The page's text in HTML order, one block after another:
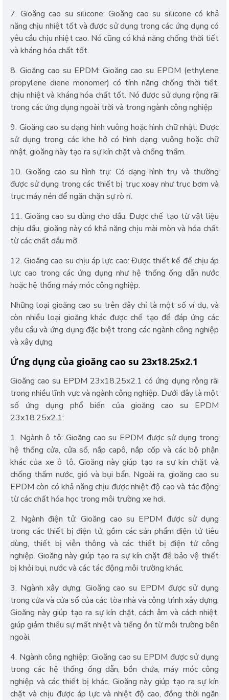
7. Gioăng cao su silicone: Gioăng cao su silicone có khả
năng chịu nhiệt tốt và được sử dụng trong các ứng dụng có
yêu cầu chịu nhiệt cao. Nó cũng có khả năng chống thời tiết
và kháng hóa chất tốt.
8. Gioăng cao su EPDM: Gioăng cao su EPDM (ethylene
propylene diene monomer) có tính năng chống thời tiết,
chịu nhiệt và kháng hóa chất tốt. Nó được sử dụng rộng rãi
trong các ứng dụng ngoài trời và trong ngành công nghiệp
9. Gioăng cao su dạng hình vuông hoặc hình chữ nhật: Được
sử dụng trong các khe hở có hình dạng vuông hoặc chữ
nhật, gioăng này tạo ra sự kín chặt và chống thấm.
10. Gioăng cao su hình trụ: Có dạng hình trụ và thường
được sử dụng trong các thiết bị trục xoay như trục bơm và
trục máy nén để ngăn chặn sự rò rỉ.
11. Gioăng cao su dùng cho dầu: Được chế tạo từ vật liệu
chịu dầu, gioăng này có khả năng chịu mài mòn và hóa chất
từ các chất dầu mỡ.
12. Gioăng cao su chịu áp lực cao: Được thiết kế để chịu áp
lực cao trong các ứng dụng như hệ thống ống dẫn nước
hoặc hệ thống máy móc công nghiệp.
Những loại gioăng cao su trên đây chỉ là một số ví dụ, và
còn nhiều loại gioăng khác được chế tạo để đáp ứng các
yêu cầu và ứng dụng đặc biệt trong các ngành công nghiệp
và xây dựng
Ứng dụng của gioăng cao su 23x18.25x2.1
Gioăng cao su EPDM 23x18.25x2.1 có ứng dụng rộng rãi
trong nhiều lĩnh vực và ngành công nghiệp. Dưới đây là một
số ứng dụng phổ biến của gioăng cao su EPDM
23x18.25x2.1:
1. Ngành ô tô: Gioăng cao su EPDM được sử dụng trong
hệ thống cửa, cửa sổ, nắp capô, nắp cốp và các bộ phận
khác của xe ô tô. Gioăng này giúp tạo ra sự kín chặt và
chống thấm nước, gió và bụi bẩn. Ngoài ra, gioăng cao su
EPDM còn có khả năng chịu được nhiệt độ cao và tác động
từ các chất hóa học trong môi trường xe hơi.
2. Ngành điện tử: Gioăng cao su EPDM được sử dụng
trong các thiết bị điện tử, gồm các sản phẩm điện tử tiêu
dùng, thiết bị viễn thông và các thiết bị điện tử công
nghiệp. Gioăng này giúp tạo ra sự kín chặt để bảo vệ thiết
bị khỏi bụi, nước và các tác động môi trường khác.
3. Ngành xây dựng: Gioăng cao su EPDM được sử dụng
trong cửa và cửa sổ của các tòa nhà và công trình xây dựng.
Gioăng này giúp tạo ra sự kín chặt, cách âm và cách nhiệt,
giúp giảm thiểu sự mất nhiệt và tiếng ồn từ môi trường bên
ngoài.
4. Ngành công nghiệp: Gioăng cao su EPDM được sử dụng
trong các hệ thống ống dẫn, bồn chứa, máy móc công
nghiệp và các thiết bị khác. Gioăng này giúp tạo ra sự kín
chặt và chịu được áp lực và nhiệt độ cao, đồng thời ngăn